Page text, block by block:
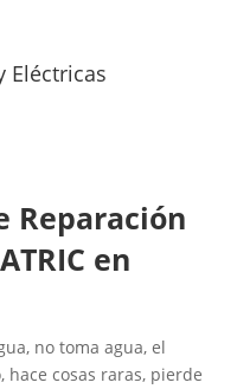
Eléctricas
Reparación
en
no toma agua, el
cosas raras, pierde